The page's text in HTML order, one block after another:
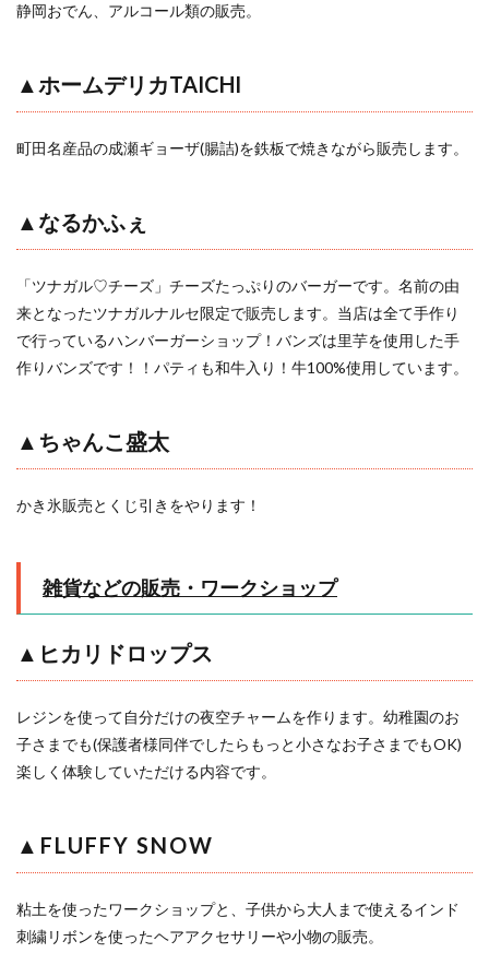
静岡おでん、アルコール類の販売。
▲ホームデリカTAICHI
町田名産品の成瀬ギョーザ(腸詰)を鉄板で焼きながら販売します。
▲ なるかふぇ
「ツナガル♡チーズ」チーズたっぷりのバーガーです。名前の由
来となったツナガルナルセ限定で販売します。当店は全て手作り
で行っているハンバーガーショップ！バンズは里芋を使用した手
作りバンズです！！パティも和牛入り！牛100%使用しています。
▲ちゃんこ盛太
かき氷販売とくじ引きをやります！
雑貨などの販売・ワークショップ
▲ヒカリドロップス
レジンを使って自分だけの夜空チャームを作ります。幼稚園のお
子さまでも(保護者様同伴でしたらもっと小さなお子さまでもOK)
楽しく体験していただける内容です。
▲FLUFFY SNOW
粘土を使ったワークショップと、子供から大人まで使えるインド
刺繍リボンを使ったヘアアクセサリーや小物の販売。